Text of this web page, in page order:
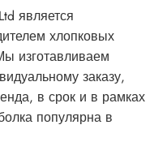
является
хлопковых
изготавливаем
заказу,
в срок и в рамках
популярна в